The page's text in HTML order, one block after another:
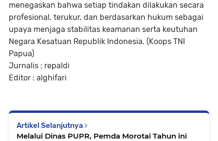
menegaskan bahwa setiap tindakan dilakukan secara
profesional, terukur, dan berdasarkan hukum sebagai
upaya menjaga stabilitas keamanan serta keutuhan
Negara Kesatuan Republik Indonesia. (Koops TNI
Papua)
Jurnalis : repaldi
Editor : alghifari
Artikel Selanjutnya
Melalui Dinas PUPR, Pemda Morotai Tahun ini